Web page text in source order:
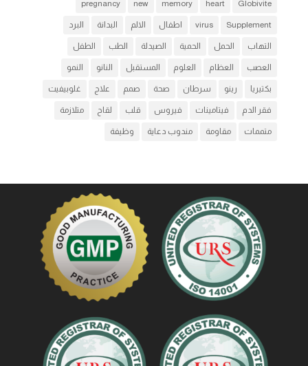
Globivite
heart
memory
new
pregnancy
Supplement
virus اطفال الالم البدانة البرد
التهاب الحمل الحمية الصيدلة الطب الطفل
العصب العظام العلوم المستقبل النانو النمو
بكتيريا رينو سرطان صحة صمم علاج غلوبيفيت
فقر الدم فيتامينات فيروس قلب لقاح متلازمة
متممات مقاومة مندوب دعاية وظيفة